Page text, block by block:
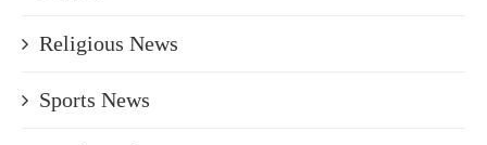
Religious News
Sports News